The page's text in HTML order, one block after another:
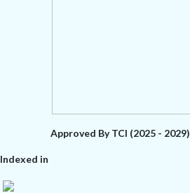
Approved By TCI (2025 - 2029)
Indexed in